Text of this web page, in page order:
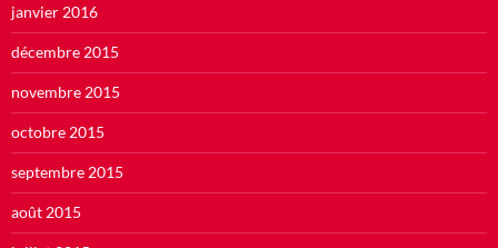
janvier 2016
décembre 2015
novembre 2015
octobre 2015
septembre 2015
août 2015